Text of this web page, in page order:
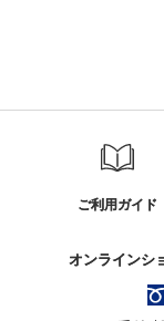
ご利用ガイド
オンラインシ